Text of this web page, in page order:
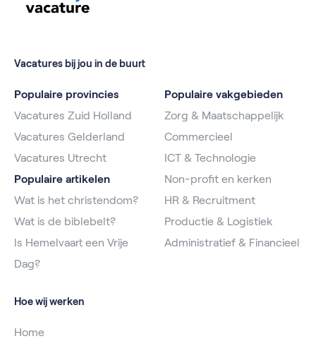
Vacatures bij jou in de buurt
Populaire provincies
Vacatures Zuid Holland
Vacatures Gelderland
Vacatures Utrecht
Populaire artikelen
Wat is het christendom?
Wat is de biblebelt?
Is Hemelvaart een Vrije
Dag?
Populaire vakgebieden
Zorg & Maatschappelijk
Commercieel
ICT & Technologie
Non-profit en kerken
HR & Recruitment
Productie & Logistiek
Administratief & Financieel
Hoe wij werken
Home